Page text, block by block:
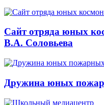
Сайт отряда юных
В.А. Соловьева
Дружина юных